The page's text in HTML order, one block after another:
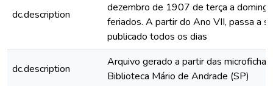
dc.description
dezembro de 1907 de terça a
feriados. A partir do Ano VII, passa a
publicado todos os dias
dc.description
Arquivo gerado a partir das
Biblioteca Mário de Andrade (SP)